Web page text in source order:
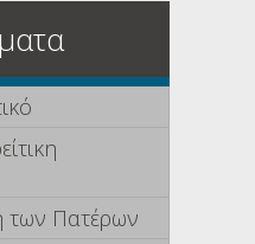
Πατέρων